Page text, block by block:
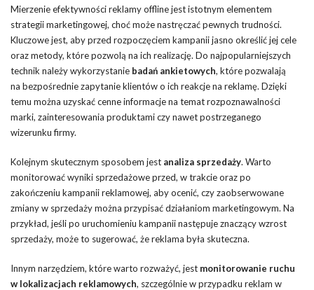
Mierzenie efektywności reklamy offline jest istotnym elementem
strategii marketingowej, choć może nastręczać pewnych trudności.
Kluczowe jest, aby przed rozpoczęciem kampanii jasno określić jej cele
oraz metody, które pozwolą na ich realizację. Do najpopularniejszych
technik należy wykorzystanie badań ankietowych, które pozwalają
na bezpośrednie zapytanie klientów o ich reakcje na reklamę. Dzięki
temu można uzyskać cenne informacje na temat rozpoznawalności
marki, zainteresowania produktami czy nawet postrzeganego
wizerunku firmy.
Kolejnym skutecznym sposobem jest analiza sprzedaży. Warto
monitorować wyniki sprzedażowe przed, w trakcie oraz po
zakończeniu kampanii reklamowej, aby ocenić, czy zaobserwowane
zmiany w sprzedaży można przypisać działaniom marketingowym. Na
przykład, jeśli po uruchomieniu kampanii następuje znaczący wzrost
sprzedaży, może to sugerować, że reklama była skuteczna.
Innym narzędziem, które warto rozważyć, jest monitorowanie ruchu
w lokalizacjach reklamowych, szczególnie w przypadku reklam w